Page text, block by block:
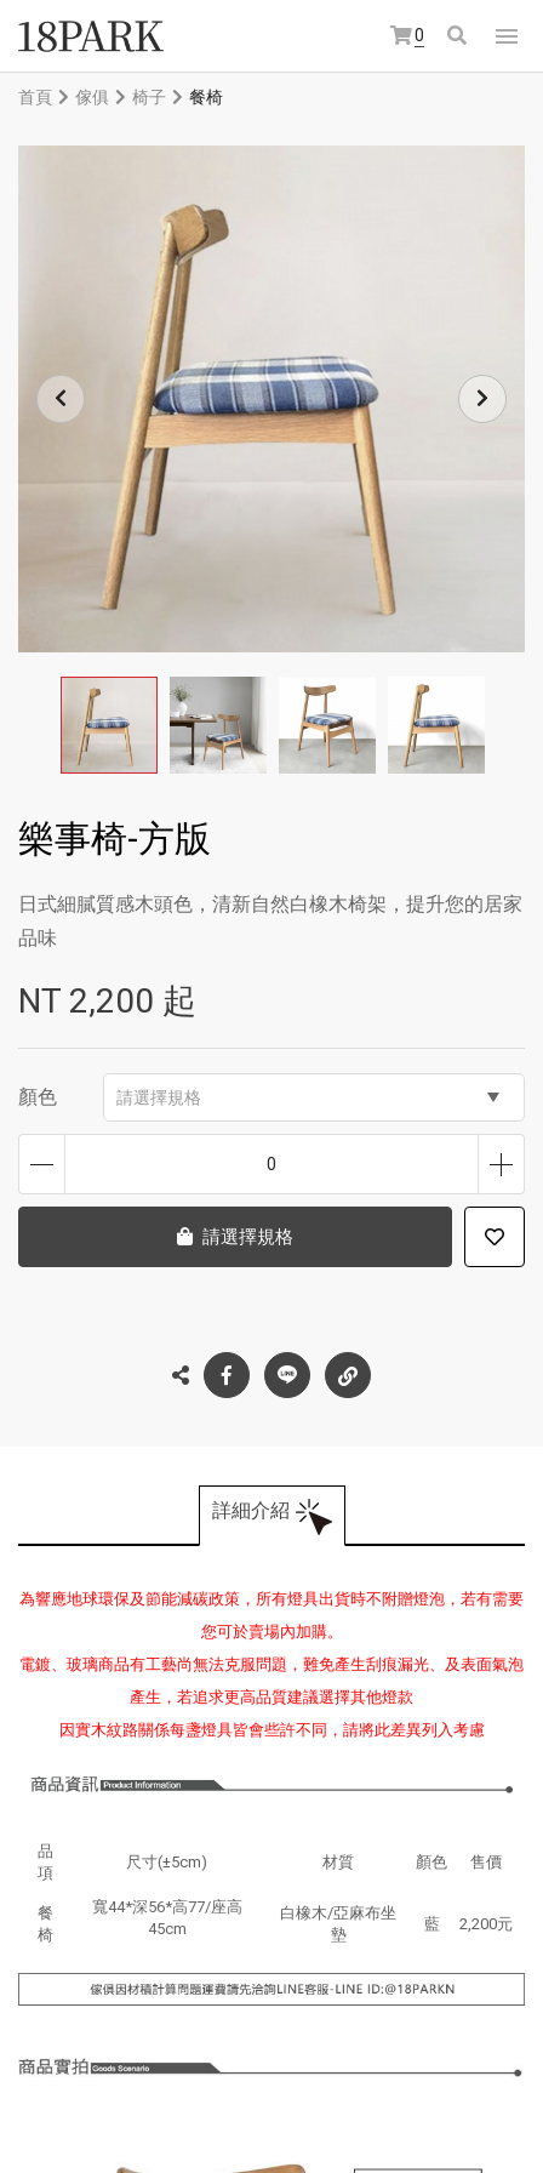
0
首頁 傢俱 椅子 餐椅
樂事椅-方版
日式細膩質感木頭色，清新自然白橡木椅架，提升您的居家
品味
NT 2,200 起
顏色 請選擇規格
0
請選擇規格
詳細介紹
為響應地球環保及節能減碳政策，所有燈具出貨時不附贈燈泡，若有需要
您可於賣場內加購。
電鍍、玻璃商品有工藝尚無法克服問題，難免產生刮痕漏光、及表面氣泡
產生，若追求更高品質建議選擇其他燈款
因實木紋路關係每盞燈具皆會些許不同，請將此差異列入考慮
品
項
尺寸(±5cm) 材質 顏色 售價
餐
椅
寬44*深56*高77/座高
45cm
白橡木/亞麻布坐
墊
藍 2,200元